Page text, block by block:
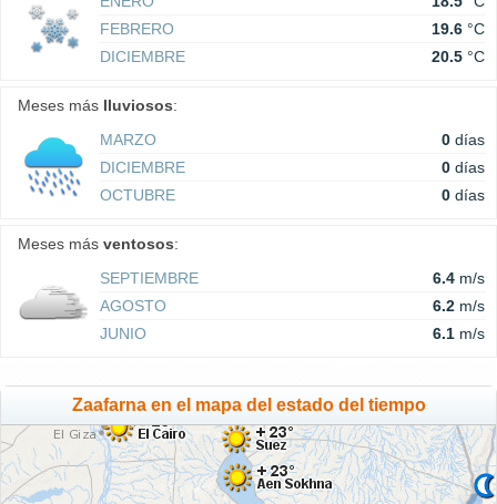
FEBRERO
19.6 °C
DICIEMBRE
20.5 °C
Meses más lluviosos:
MARZO
0 días
DICIEMBRE
0 días
OCTUBRE
0 días
Meses más ventosos:
SEPTIEMBRE
6.4 m/s
AGOSTO
6.2 m/s
JUNIO
6.1 m/s
Zaafarna en el mapa del estado del tiempo